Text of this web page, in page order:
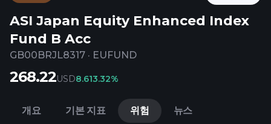
ASI Japan Equity Enhanced Index
Fund B Acc
GB00BRJL8317 · EUFUND
268.22USD8.613.32%
개요 기본 지표 위험 뉴스